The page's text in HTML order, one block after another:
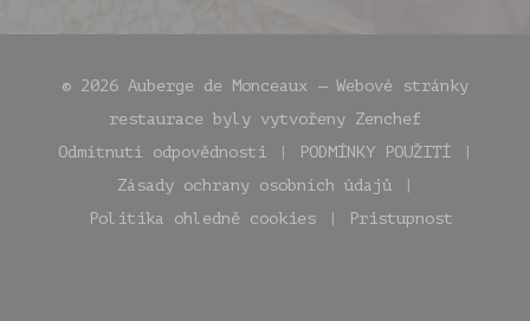
© 2026 Auberge de Monceaux — Webové stránky
restaurace byly vytvořeny Zenchef
Odmítnutí odpovědnosti
PODMÍNKY POUŽITÍ
Zásady ochrany osobních údajů
((otevře se v novém okně))
Politika ohledně cookies
((otevře se v novém okně))
Pristupnost
((otevře se v